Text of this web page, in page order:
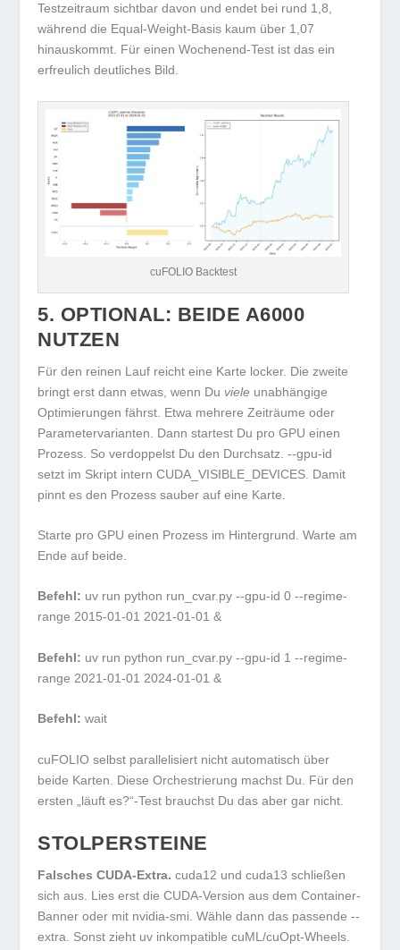
Testzeitraum sichtbar davon und endet bei rund 1,8,
während die Equal-Weight-Basis kaum über 1,07
hinauskommt. Für einen Wochenend-Test ist das ein
erfreulich deutliches Bild.
cuFOLIO Backtest
5. OPTIONAL: BEIDE A6000
NUTZEN
Für den reinen Lauf reicht eine Karte locker. Die zweite
bringt erst dann etwas, wenn Du viele unabhängige
Optimierungen fährst. Etwa mehrere Zeiträume oder
Parametervarianten. Dann startest Du pro GPU einen
Prozess. So verdoppelst Du den Durchsatz.--gpu-id
setzt im Skript internCUDA_VISIBLE_DEVICES . Damit
pinnt es den Prozess sauber auf eine Karte.
Starte pro GPU einen Prozess im Hintergrund. Warte am
Ende auf beide.
Befehl: uv run python run_cvar.py --gpu-id 0 --regime-
range 2015-01-01 2021-01-01 &
Befehl: uv run python run_cvar.py --gpu-id 1 --regime-
range 2021-01-01 2024-01-01 &
Befehl: wait
cuFOLIO selbst parallelisiert nicht automatisch über
beide Karten. Diese Orchestrierung machst Du. Für den
ersten „läuft es?“-Test brauchst Du das aber gar nicht.
STOLPERSTEINE
Falsches CUDA-Extra. cuda12 und cuda13 schließen
sich aus. Lies erst die CUDA-Version aus dem Container-
Banner oder mit nvidia-smi . Wähle dann das passende--
extra . Sonst zieht uv inkompatible cuML/cuOpt-Wheels.